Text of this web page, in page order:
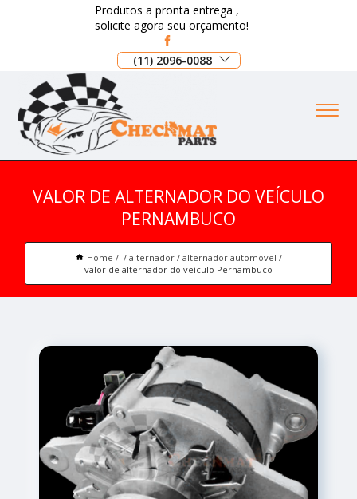
Produtos a pronta entrega ,
solicite agora seu orçamento!
(11) 2096-0088
VALOR DE ALTERNADOR DO VEÍCULO
PERNAMBUCO
Home alternador
alternador automóvel
valor de alternador do veículo Pernambuco